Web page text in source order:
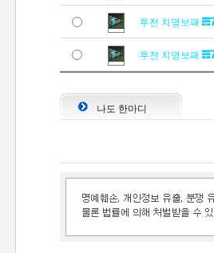
투전 치명보패
투전 치명보패
나도 한마디